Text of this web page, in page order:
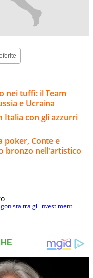
nei tuffi: il Team
e Ucraina
Italia con gli azzurri
poker, Conte e
bronzo nell'artistico
tra gli investimenti